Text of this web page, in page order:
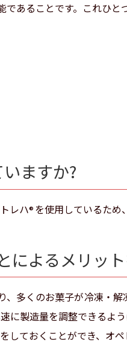
であることです。これひ
ますか?
レハ® を使用しているため
によるメリッ
、多くのお菓子が冷凍・
に製造量を調整できるよ
しておくことができ、オペ